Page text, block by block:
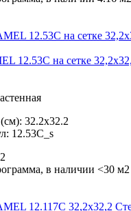
12.53C на сетке
32.2x32.2
12.53C_s
в наличии <30 м2